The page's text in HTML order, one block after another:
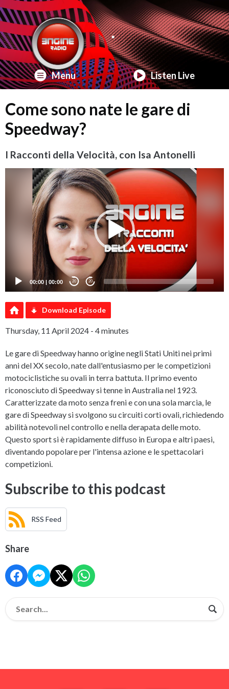
Menu Listen Live
Come sono nate le gare di
Speedway?
I Racconti della Velocità, con Isa Antonelli
00:00| 00:00 20 20
Download Episode
Thursday, 11 April 2024 - 4 minutes
Le gare di Speedway hanno origine negli Stati Uniti nei primi
anni del XX secolo, nate dall'entusiasmo per le competizioni
motociclistiche su ovali in terra battuta. Il primo evento
riconosciuto di Speedway si tenne in Australia nel 1923.
Caratterizzate da moto senza freni e con una sola marcia, le
gare di Speedway si svolgono su circuiti corti ovali, richiedendo
abilità notevoli nel controllo e nella derapata delle moto.
Questo sport si è rapidamente diffuso in Europa e altri paesi,
diventando popolare per l'intensa azione e le spettacolari
competizioni.
Subscribe to this podcast
RSS Feed
Share